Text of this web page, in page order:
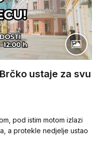
ustaje za svu
pod istim motom izlazi
a protekle nedjelje ustao